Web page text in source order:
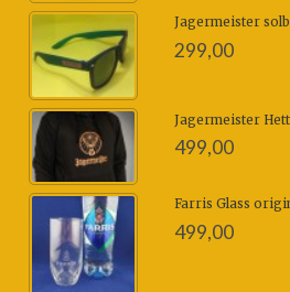
Jagermeister
299,00
Jagermeister
499,00
Farris Glass
499,00